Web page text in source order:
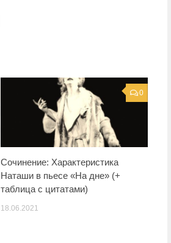
0
Сочинение: Характеристика
Наташи в пьесе «На дне» (+
таблица с цитатами)
18.06.2021